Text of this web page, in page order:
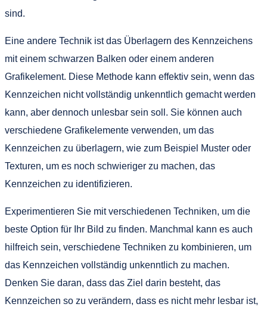
sind.
Eine andere Technik ist das Überlagern des Kennzeichens
mit einem schwarzen Balken oder einem anderen
Grafikelement. Diese Methode kann effektiv sein, wenn das
Kennzeichen nicht vollständig unkenntlich gemacht werden
kann, aber dennoch unlesbar sein soll. Sie können auch
verschiedene Grafikelemente verwenden, um das
Kennzeichen zu überlagern, wie zum Beispiel Muster oder
Texturen, um es noch schwieriger zu machen, das
Kennzeichen zu identifizieren.
Experimentieren Sie mit verschiedenen Techniken, um die
beste Option für Ihr Bild zu finden. Manchmal kann es auch
hilfreich sein, verschiedene Techniken zu kombinieren, um
das Kennzeichen vollständig unkenntlich zu machen.
Denken Sie daran, dass das Ziel darin besteht, das
Kennzeichen so zu verändern, dass es nicht mehr lesbar ist,